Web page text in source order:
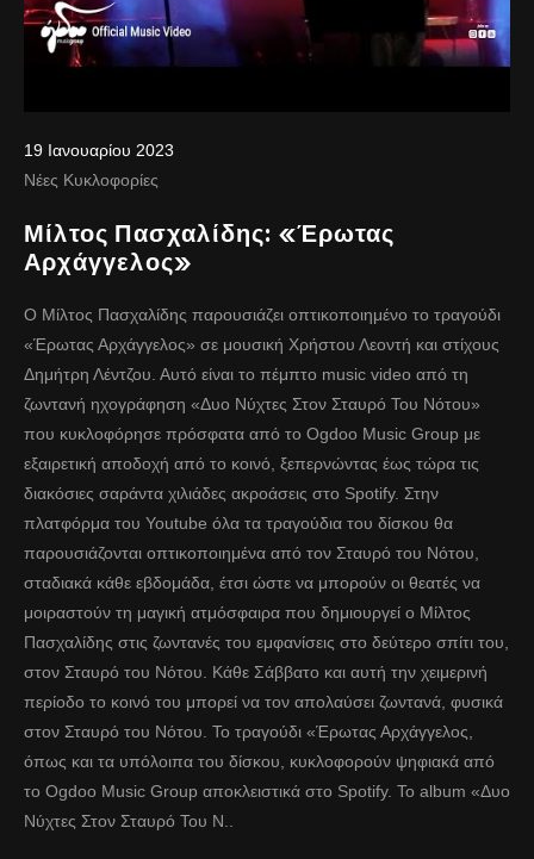
19 Ιανουαρίου 2023
Νέες Κυκλοφορίες
Μίλτος Πασχαλίδης: «Έρωτας
Αρχάγγελος»
Ο Μίλτος Πασχαλίδης παρουσιάζει οπτικοποιημένο το τραγούδι
«Έρωτας Αρχάγγελος» σε μουσική Χρήστου Λεοντή και στίχους
Δημήτρη Λέντζου. Αυτό είναι το πέμπτο music video από τη
ζωντανή ηχογράφηση «Δυο Νύχτες Στον Σταυρό Του Νότου»
που κυκλοφόρησε πρόσφατα από το Ogdoo Music Group με
εξαιρετική αποδοχή από το κοινό, ξεπερνώντας έως τώρα τις
διακόσιες σαράντα χιλιάδες ακροάσεις στο Spotify. Στην
πλατφόρμα του Youtube όλα τα τραγούδια του δίσκου θα
παρουσιάζονται οπτικοποιημένα από τον Σταυρό του Νότου,
σταδιακά κάθε εβδομάδα, έτσι ώστε να μπορούν οι θεατές να
μοιραστούν τη μαγική ατμόσφαιρα που δημιουργεί ο Μίλτος
Πασχαλίδης στις ζωντανές του εμφανίσεις στο δεύτερο σπίτι του,
στον Σταυρό του Νότου. Κάθε Σάββατο και αυτή την χειμερινή
περίοδο το κοινό του μπορεί να τον απολαύσει ζωντανά, φυσικά
στον Σταυρό του Νότου. Το τραγούδι «Έρωτας Αρχάγγελος,
όπως και τα υπόλοιπα του δίσκου, κυκλοφορούν ψηφιακά από
το Ogdoo Music Group αποκλειστικά στο Spotify. Το album «Δυο
Νύχτες Στον Σταυρό Του Ν..